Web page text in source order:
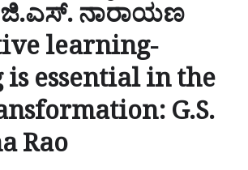
ಜಿ.ಎಸ್. ನಾರಾಯಣ
learning-
essential in the
G.S.
Rao